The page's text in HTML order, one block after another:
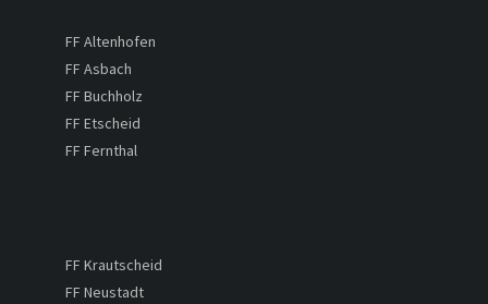
FF Altenhofen
FF Asbach
FF Buchholz
FF Etscheid
FF Fernthal
FF Krautscheid
FF Neustadt